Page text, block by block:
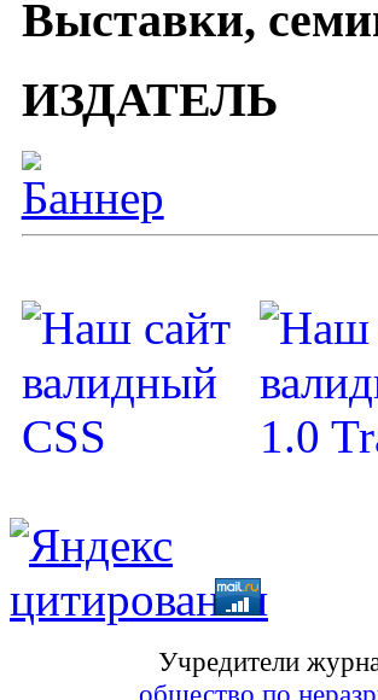
Выставки,
ИЗДАТЕЛЬ
Учредители
общество по